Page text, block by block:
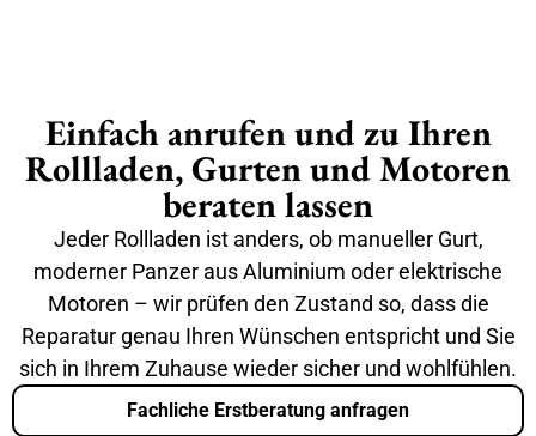
Einfach anrufen und zu Ihren
Rollladen, Gurten und Motoren
beraten lassen
Jeder Rollladen ist anders, ob manueller Gurt,
moderner Panzer aus Aluminium oder elektrische
Motoren – wir prüfen den Zustand so, dass die
Reparatur genau Ihren Wünschen entspricht und Sie
sich in Ihrem Zuhause wieder sicher und wohlfühlen.
Fachliche Erstberatung anfragen